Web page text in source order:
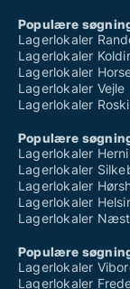
Populære
Lagerlokaler
Lagerlokaler
Lagerlokaler
Lagerlokaler Vejle
Lagerlokaler
Populære
Lagerlokaler
Lagerlokaler
Lagerlokaler
Lagerlokaler
Lagerlokaler
Populære
Lagerlokaler
Lagerlokaler